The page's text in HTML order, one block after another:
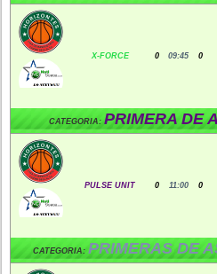
X-FORCE 0 09:45 0
CATEGORIA:PRIMERA DE
PULSE UNIT 0 11:00 0
CATEGORIA:PRIMERAS DE